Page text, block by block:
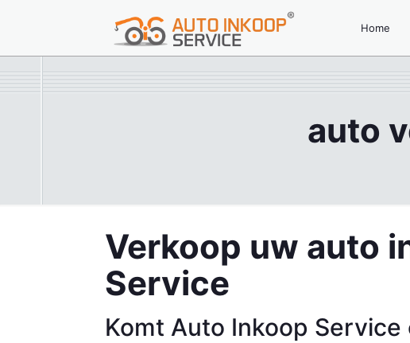
Home
auto
Verkoop uw auto
Service
Komt Auto Inkoop Service